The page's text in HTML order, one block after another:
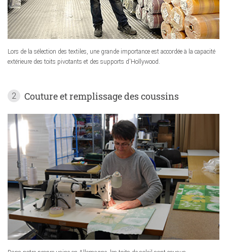
Lors de la sélection des textiles, une grande importance est accordée à la capacité
extérieure des toits pivotants et des supports d'Hollywood.
2 Couture et remplissage des coussins